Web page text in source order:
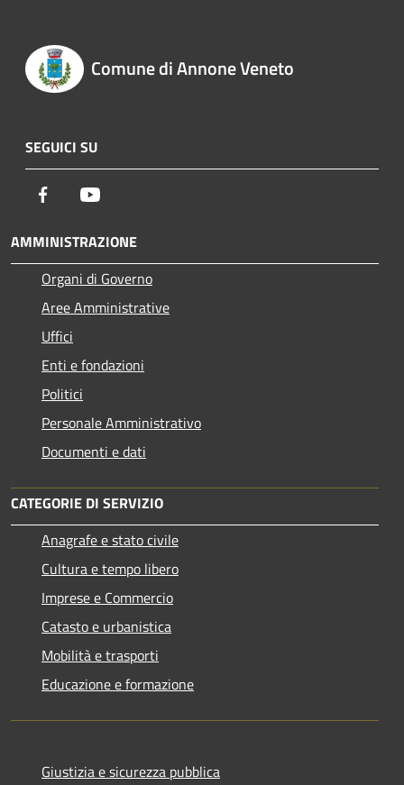
Comune di Annone Veneto
SEGUICI SU
Facebook
AMMINISTRAZIONE
Organi di Governo
Aree Amministrative
Uffici
Enti e fondazioni
Politici
Personale Amministrativo
Documenti e dati
CATEGORIE DI SERVIZIO
Anagrafe e stato civile
Cultura e tempo libero
Imprese e Commercio
Catasto e urbanistica
Mobilità e trasporti
Educazione e formazione
Giustizia e sicurezza pubblica